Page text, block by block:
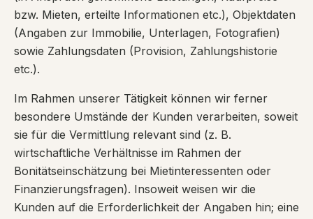
bzw. Mieten, erteilte Informationen etc.), Objektdaten
(Angaben zur Immobilie, Unterlagen, Fotografien)
sowie Zahlungsdaten (Provision, Zahlungshistorie
etc.).
Im Rahmen unserer Tätigkeit können wir ferner
besondere Umstände der Kunden verarbeiten, soweit
sie für die Vermittlung relevant sind (z. B.
wirtschaftliche Verhältnisse im Rahmen der
Bonitätseinschätzung bei Mietinteressenten oder
Finanzierungsfragen). Insoweit weisen wir die
Kunden auf die Erforderlichkeit der Angaben hin; eine